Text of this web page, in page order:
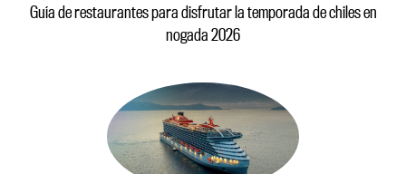
Guía de restaurantes para disfrutar la temporada de chiles en
nogada 2026